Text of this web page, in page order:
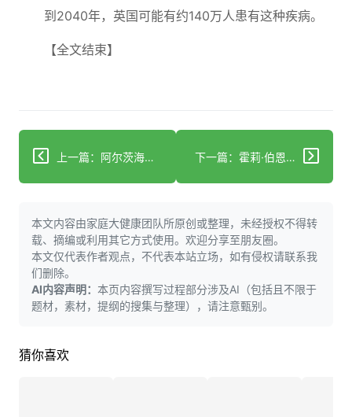
到2040年，英国可能有约140万人患有这种疾病。
【全文结束】
上一篇：阿尔茨海默病与痴呆症有何区别？心理学家详解 下一篇：霍莉·伯恩斯讲述母亲与阿尔茨海默病抗争的真实经历
本文内容由家庭大健康团队所原创或整理，未经授权不得转
载、摘编或利用其它方式使用。欢迎分享至朋友圈。
本文仅代表作者观点，不代表本站立场，如有侵权请联系我
们删除。
AI内容声明： 本页内容撰写过程部分涉及AI（包括且不限于
题材，素材，提纲的搜集与整理），请注意甄别。
猜你喜欢